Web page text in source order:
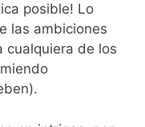
posible! Lo
las ambiciones
cualquiera de los